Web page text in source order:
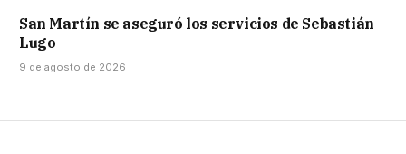
San Martín se aseguró los servicios de Sebastián
Lugo
9 de agosto de 2026